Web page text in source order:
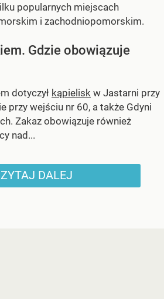
popularnych miejscach
i zachodniopomorskim.
Gdzie obowiązuje
dotyczył kąpielisk w Jastarni przy
przy wejściu nr 60, a także Gdyni
Zakaz obowiązuje również
nad...
DALEJ